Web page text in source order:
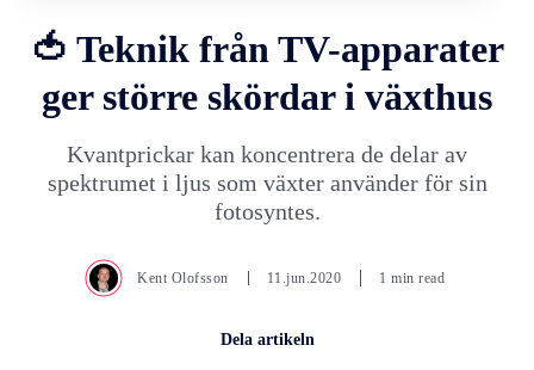
🍅 Teknik från TV-apparater
ger större skördar i växthus
Kvantprickar kan koncentrera de delar av
spektrumet i ljus som växter använder för sin
fotosyntes.
Kent Olofsson 11.jun.2020 1 min read
Dela artikeln